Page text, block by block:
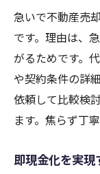
悪質業者
不動
得
悪質な
大阪市
信頼で
急いで不動産売
です。理由は、
がるためです。
や契約条件の詳
依頼して比較検
ます。焦らず丁
即現金化を実